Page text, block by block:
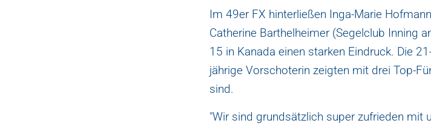
Im 49er FX hinterließen Inga-Marie
Catherine Barthelheimer (Segelclub Inning
15 in Kanada einen starken Eindruck. Die
jährige Vorschoterin zeigten mit drei Top-
sind.
"Wir sind grundsätzlich super zufrieden mit